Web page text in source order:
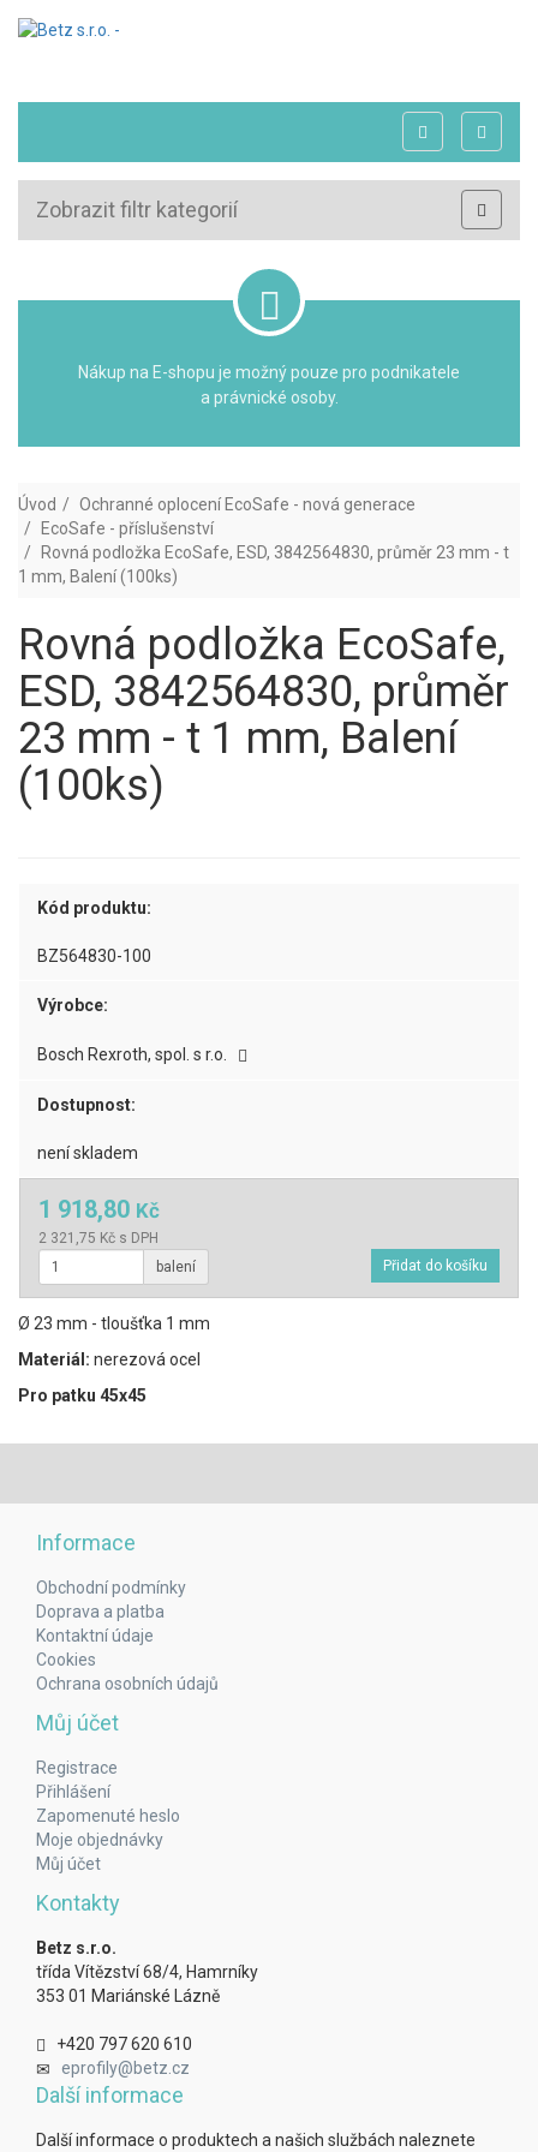
Zobrazit filtr kategorií
Nákup na E-shopu je možný pouze pro podnikatele
a právnické osoby.
Úvod
Ochranné oplocení EcoSafe - nová generace
EcoSafe - příslušenství
Rovná podložka EcoSafe, ESD, 3842564830, průměr 23 mm - t
1 mm, Balení (100ks)
Rovná podložka EcoSafe,
ESD, 3842564830, průměr
23 mm - t 1 mm, Balení
(100ks)
Kód produktu:
BZ564830-100
Výrobce:
Bosch Rexroth, spol. s r.o.
Dostupnost:
není skladem
1 918,80 Kč
2 321,75 Kč s DPH
balení
Ø 23 mm - tloušťka 1 mm
Materiál: nerezová ocel
Pro patku 45x45
Informace
Obchodní podmínky
Doprava a platba
Kontaktní údaje
Cookies
Ochrana osobních údajů
Můj účet
Registrace
Přihlášení
Zapomenuté heslo
Moje objednávky
Můj účet
Kontakty
Betz s.r.o.
třída Vítězství 68/4, Hamrníky
353 01 Mariánské Lázně
+420 797 620 610
eprofily@betz.cz
Další informace
Další informace o produktech a našich službách naleznete